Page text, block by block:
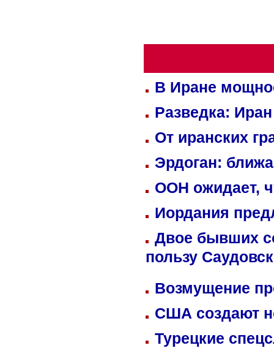
В Иране
Разведка:
От иранских
Эрдоган:
ООН ожидает,
Иордания
Двое бывших
пользу
Возмущение
США создают
Турецкие